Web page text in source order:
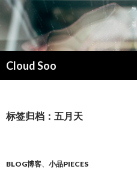
Cloud Soo
索
文
标签归档：五月天
BLOG博客、 小品PIECES